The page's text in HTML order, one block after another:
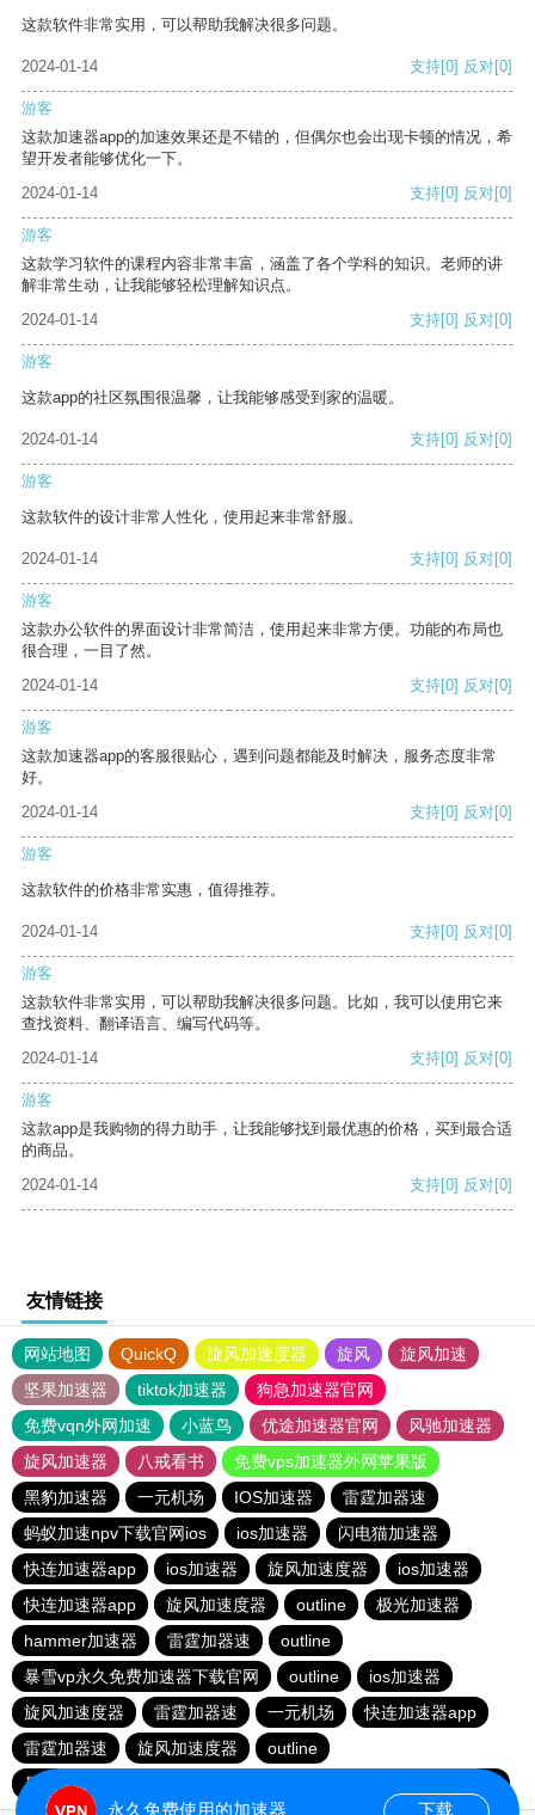
这款软件非常实用，可以帮助我解决很多问题。
2024-01-14 支持[0] 反对[0]
游客
这款加速器app的加速效果还是不错的，但偶尔也会出现卡顿的情况，希
望开发者能够优化一下。
2024-01-14
支持[0] 反对[0]
游客
这款学习软件的课程内容非常丰富，涵盖了各个学科的知识。老师的讲
解非常生动，让我能够轻松理解知识点。
2024-01-14
支持[0] 反对[0]
游客
这款app的社区氛围很温馨，让我能够感受到家的温暖。
2024-01-14 支持[0] 反对[0]
游客
这款软件的设计非常人性化，使用起来非常舒服。
2024-01-14 支持[0] 反对[0]
游客
这款办公软件的界面设计非常简洁，使用起来非常方便。功能的布局也
很合理，一目了然。
2024-01-14
支持[0] 反对[0]
游客
这款加速器app的客服很贴心，遇到问题都能及时解决，服务态度非常
好。
2024-01-14
支持[0] 反对[0]
游客
这款软件的价格非常实惠，值得推荐。
2024-01-14 支持[0] 反对[0]
游客
这款软件非常实用，可以帮助我解决很多问题。比如，我可以使用它来
查找资料、翻译语言、编写代码等。
2024-01-14
支持[0] 反对[0]
游客
这款app是我购物的得力助手，让我能够找到最优惠的价格，买到最合适
的商品。
2024-01-14
支持[0] 反对[0]
友情链接
网站地图 QuickQ 旋风加速度器 旋风
旋风加速
坚果加速器
tiktok加速器
狗急加速器官网
免费vqn外网加速
小蓝鸟 优途加速器官网
风驰加速器
旋风加速器
八戒看书
免费vps加速器外网苹果版
黑豹加速器
一元机场 IOS加速器
雷霆加器速
蚂蚁加速npv下载官网ios
ios加速器
闪电猫加速器
快连加速器app
ios加速器 旋风加速度器
ios加速器
快连加速器app
旋风加速度器 outline
极光加速器
hammer加速器
雷霆加器速
outline
暴雪vp永久免费加速器下载官网
outline
ios加速器
旋风加速度器
雷霆加器速 一元机场
快连加速器app
雷霆加器速
旋风加速度器
outline
暴雪vp永久免费加速器下载官网
永久免费使用的加速器 下载